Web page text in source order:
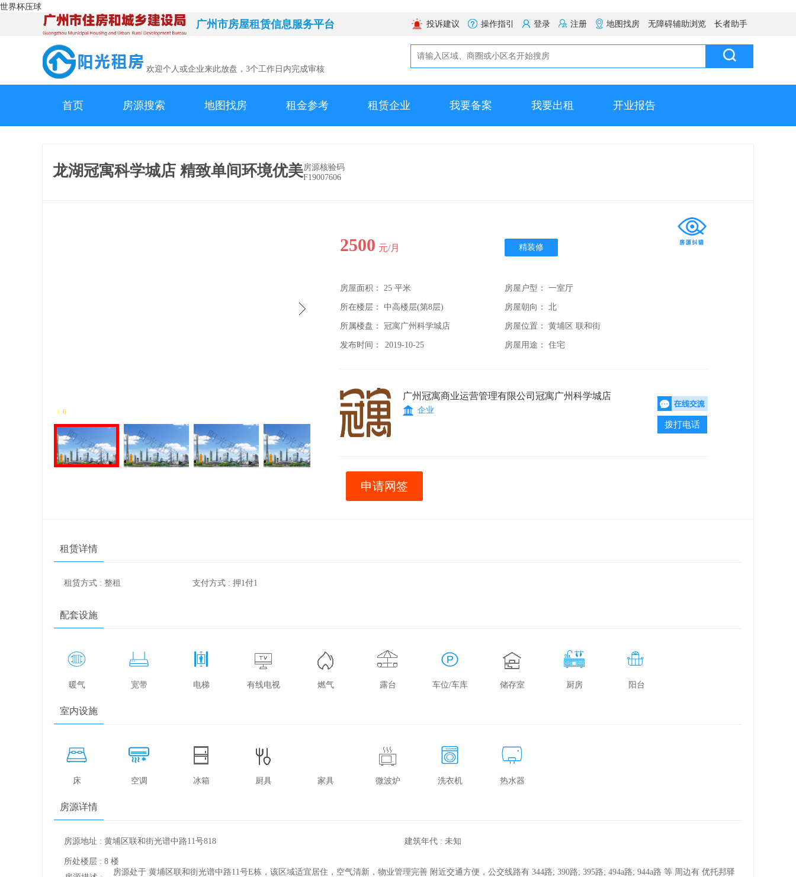
世界杯压球
广州市房屋租赁信息服务平台
投诉建议 操作指引 登录 注册 地图找房 无障碍辅助浏览 长者助手
欢迎个人或企业来此放盘，3个工作日内完成审核
首页 房源搜索 地图找房 租金参考 租赁企业 我要备案 我要出租 开业报告
龙湖冠寓科学城店 精致单间环境优美房源核验码
F19007606
1 6
2500 元/月 精装修
房屋面积： 25 平米 房屋户型： 一室厅
所在楼层： 中高楼层(第8层) 房屋朝向： 北
所属楼盘： 冠寓广州科学城店 房屋位置： 黄埔区 联和街
发布时间： 2019-10-25 房屋用途： 住宅
广州冠寓商业运营管理有限公司冠寓广州科学城店
企业
拨打电话
申请网签
租赁详情
租赁方式 : 整租 支付方式 : 押1付1
配套设施
暖气 宽带 电梯 有线电视 燃气 露台 车位/车库 储存室 厨房 阳台
室内设施
床 空调 冰箱 厨具 家具 微波炉 洗衣机 热水器
房源详情
房源地址 : 黄埔区联和街光谱中路11号818 建筑年代 : 未知
所处楼层 : 8 楼
房源处于 黄埔区联和街光谱中路11号E栋，该区域适宜居住，空气清新，物业管理完善 附近交通方便，公交线路有 344路; 390路; 395路; 494a路; 944a路 等 周边有 优托邦驿